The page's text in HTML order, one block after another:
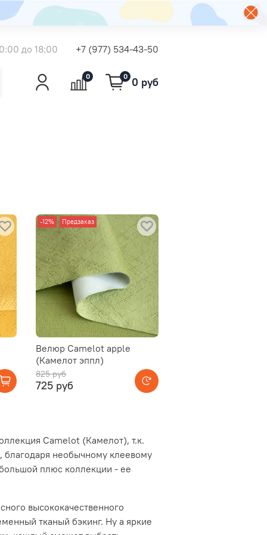
до 18:00 +7 (977) 534-43-50
0 0 0 руб
-12% Предзаказ
Велюр Camelot apple
(Камелот эппл)
825 руб
725 руб
Camelot (Камелот), т.к.
благодаря необычному клеевому
плюс коллекции - ее
высококачественного
тканый бэкинг. Ну а яркие